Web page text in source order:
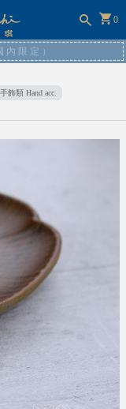
0
限定）
手飾類 Hand acc.